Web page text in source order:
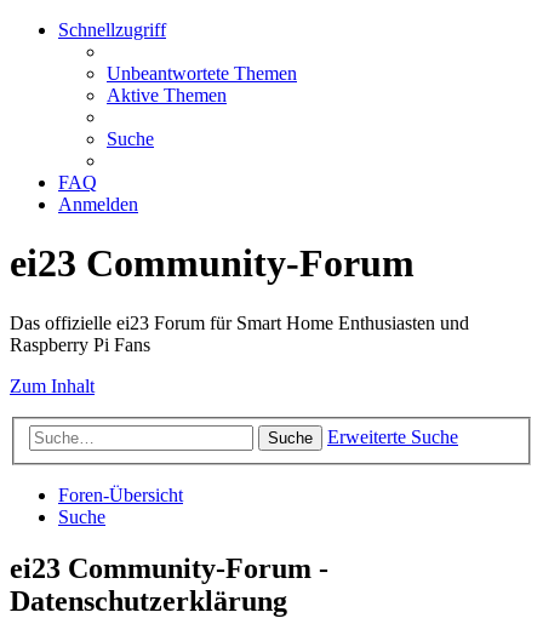
Schnellzugriff
Unbeantwortete Themen
Aktive Themen
Suche
FAQ
Anmelden
ei23 Community-Forum
Das offizielle ei23 Forum für Smart Home Enthusiasten und
Raspberry Pi Fans
Zum Inhalt
Suche Erweiterte Suche
Foren-Übersicht
Suche
ei23 Community-Forum -
Datenschutzerklärung